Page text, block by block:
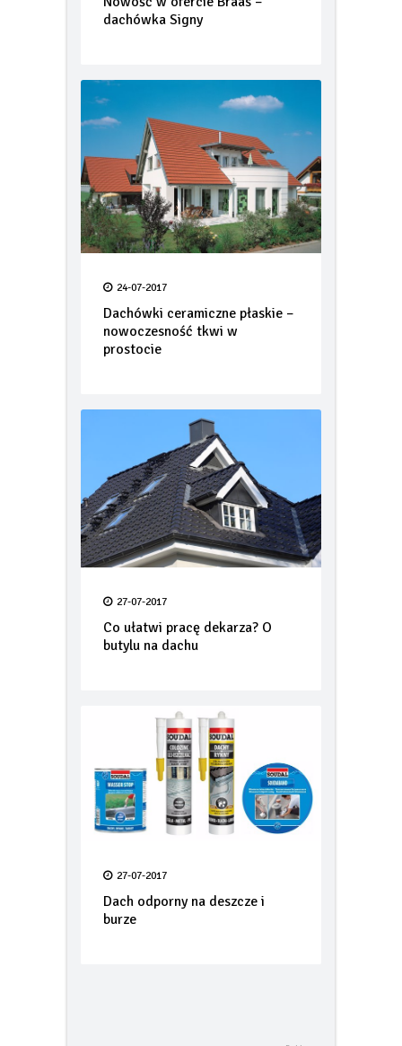
Nowość w ofercie Braas –
24-07-2017
Dachówki ceramiczne płaskie –
nowoczesność tkwi w
27-07-2017
Co ułatwi pracę dekarza? O
27-07-2017
Dach odporny na deszcze i